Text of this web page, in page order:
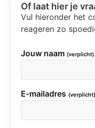
Of laat hier je
Vul hieronder het
reageren zo
Jouw naam (verplicht)
E-mailadres (verplicht)